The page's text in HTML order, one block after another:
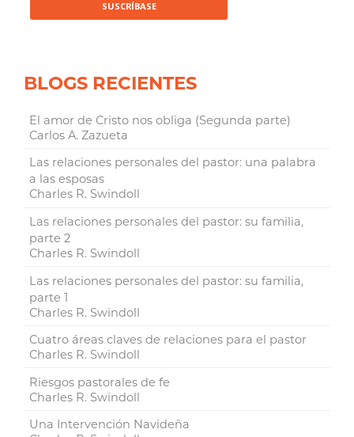
BLOGS RECIENTES
El amor de Cristo nos obliga (Segunda parte)
Carlos A. Zazueta
Las relaciones personales del pastor: una palabra
a las esposas
Charles R. Swindoll
Las relaciones personales del pastor: su familia,
parte 2
Charles R. Swindoll
Las relaciones personales del pastor: su familia,
parte 1
Charles R. Swindoll
Cuatro áreas claves de relaciones para el pastor
Charles R. Swindoll
Riesgos pastorales de fe
Charles R. Swindoll
Una Intervención Navideña